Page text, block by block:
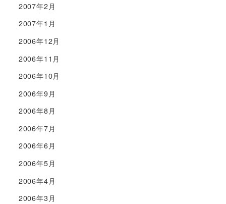
2007年2月
2007年1月
2006年12月
2006年11月
2006年10月
2006年9月
2006年8月
2006年7月
2006年6月
2006年5月
2006年4月
2006年3月